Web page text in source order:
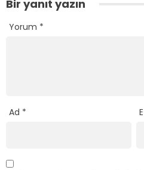
Bir yanıt yazın
Yorum *
Ad *